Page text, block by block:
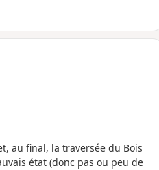
au final, la traversée du Bois
état (donc pas ou peu de